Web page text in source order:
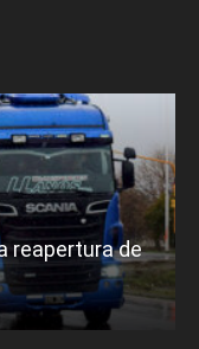
reapertura de